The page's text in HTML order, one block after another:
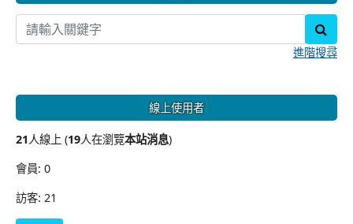
進階搜尋
線上使用者
21人線上 (19人在瀏覽本站消息)
會員: 0
訪客: 21